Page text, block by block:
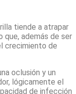
tiende a atrapar
que, además de ser
crecimiento de
oclusión y un
lógicamente el
de infección